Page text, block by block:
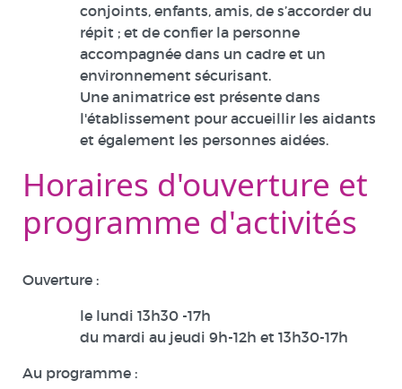
conjoints, enfants, amis, de s’accorder du
répit ; et de confier la personne
accompagnée dans un cadre et un
environnement sécurisant.
Une animatrice est présente dans
l'établissement pour accueillir les aidants
et également les personnes aidées.
Horaires d'ouverture et
programme d'activités
Ouverture :
le lundi 13h30 -17h
du mardi au jeudi 9h-12h et 13h30-17h
Au programme :